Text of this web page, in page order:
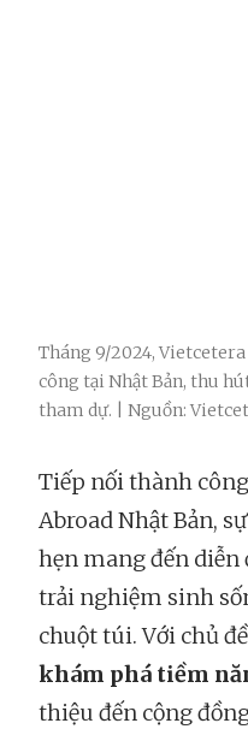
Tháng 9/2024,
công tại Nhật Bản, thu
tham dự. | Nguồn:
Tiếp nối thành
Abroad Nhật Bản,
hẹn mang đến diễn
trải nghiệm sinh
chuột túi. Với chủ đề
khám phá tiềm
thiệu đến cộng